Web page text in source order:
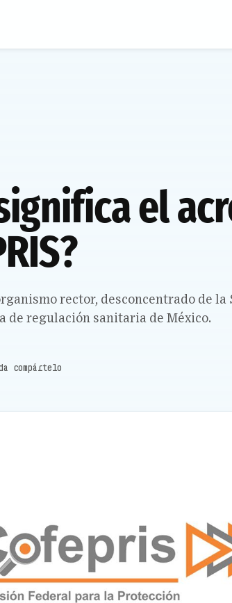
el
rector, desconcentrado de la
de regulación sanitaria de México.